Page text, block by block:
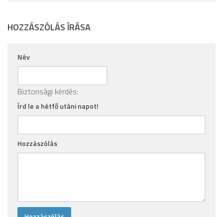
HOZZÁSZÓLÁS ÍRÁSA
Név
Biztonsági kérdés:
Írd le a hétfő utáni napot!
Hozzászólás